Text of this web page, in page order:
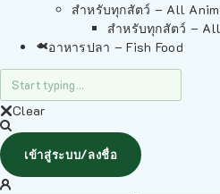
สำหรับทุกสัตว์ – All
สำหรับทุกสัตว์ –
อาหารปลา – Fish Food
Clear
เข้าสู่ระบบ/ลงชื่อ